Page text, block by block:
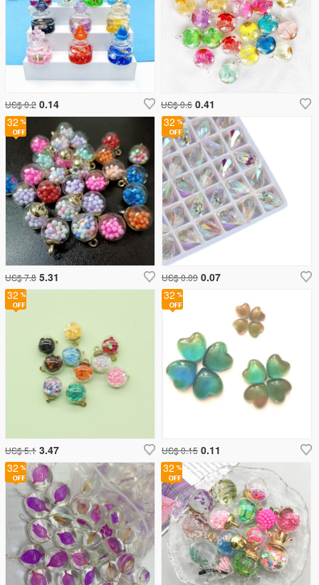
32
US$ 0.15 0.11
32
US$ 0.09 0.07
US$ 0.6 0.41
32
US$ 0.2 0.14
32
US$ 5.1 3.47
32
32
US$ 7.8 5.31